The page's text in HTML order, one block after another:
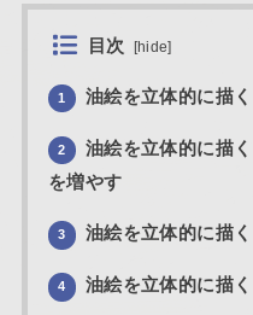
目次 [hide]
1 油絵を立体的に描
2
油絵を立体的に描
を増やす
3 油絵を立体的に描
4 油絵を立体的に描